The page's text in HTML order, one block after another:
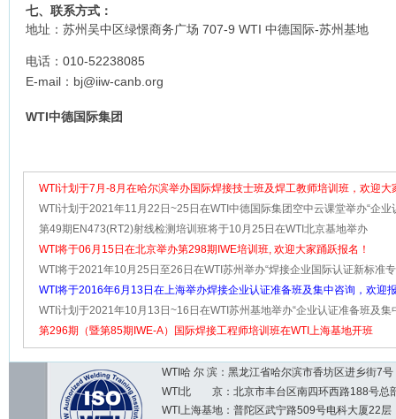
七、联系方式：
地址：苏州吴中区绿憬商务广场 707-9 WTI 中德国际-苏州基地
电话：010-52238085
E-mail：bj@iiw-canb.org
WTI中德国际集团
WTI计划于7月-8月在哈尔滨举办国际焊接技士班及焊工教师培训班，欢迎大
加
WTI计划于2021年11月22日~25日在WTI中德国际集团空中云课堂举办“企业
班及集中咨询”
第49期EN473(RT2)射线检测培训班将于10月25日在WTI北京基地举办
WTI将于06月15日在北京举办第298期IWE培训班, 欢迎大家踊跃报名！
WTI将于2021年10月25日至26日在WTI苏州举办“焊接企业国际认证新标准
流”及“欧洲轨道车辆维修焊接相
WTI将于2016年6月13日在上海举办焊接企业认证准备班及集中咨询，欢迎
加！
WTI计划于2021年10月13日~16日在WTI苏州基地举办“企业认证准备班及集
欢迎大家踊跃报名！
第296期（暨第85期IWE-A）国际焊接工程师培训班在WTI上海基地开班
WTI哈 尔 滨：黑龙江省哈尔滨市香坊区进乡街
WTI北 京：北京市丰台区南四环西路188号总
WTI上海基地：普陀区武宁路509号电科大厦22层